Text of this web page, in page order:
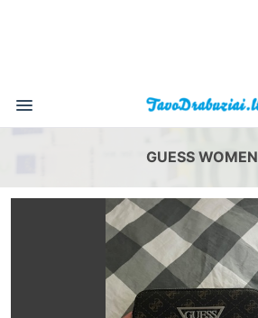
GUESS WOMEN